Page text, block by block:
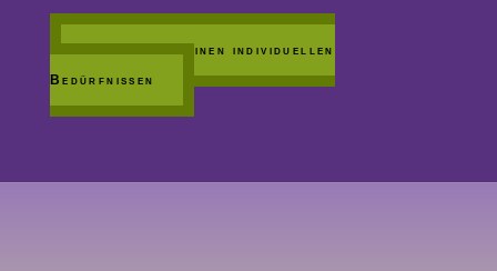
Yoga nach deinen individuellen
Bedürfnissen